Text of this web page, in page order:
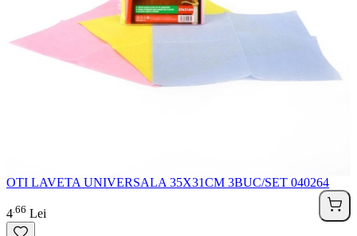
OTI LAVETA UNIVERSALA 35X31CM 3BUC/SET 040264
4 66 Lei